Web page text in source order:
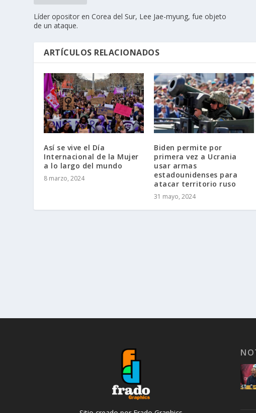
Líder opositor en Corea del Sur, Lee Jae-myung, fue objeto
de un ataque.
ARTÍCULOS RELACIONADOS
Así se vive el Día
Internacional de la Mujer
a lo largo del mundo
8 marzo, 2024
Biden permite por
primera vez a Ucrania
usar armas
estadounidenses para
atacar territorio ruso
31 mayo, 2024